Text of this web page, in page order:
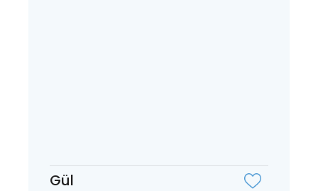
Gül